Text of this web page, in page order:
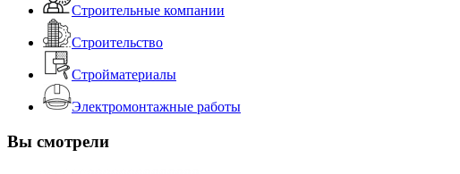
Строительные компании
Строительство
Стройматериалы
Электромонтажные работы
Вы смотрели